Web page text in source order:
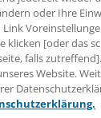
Pionieren der
"die
Er analysiert
oder Ihre
Link
klicken [oder das
falls
Website.